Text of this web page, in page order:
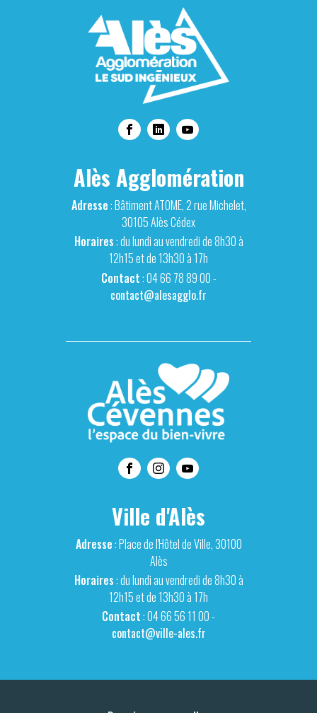
Alès Agglomération
Adresse: Bâtiment ATOME, 2 rue Michelet,
30105 Alès Cédex
Horaires: du lundi au vendredi de 8h30 à
12h15 et de 13h30 à 17h
Contact: 04 66 78 89 00 -
contact@alesagglo.fr
Ville d'Alès
Adresse: Place de l'Hôtel de Ville, 30100
Alès
Horaires: du lundi au vendredi de 8h30 à
12h15 et de 13h30 à 17h
Contact: 04 66 56 11 00 -
contact@ville-ales.fr